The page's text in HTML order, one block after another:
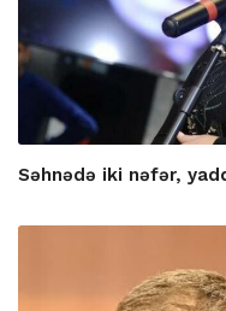
Səhnədə iki nəfər,